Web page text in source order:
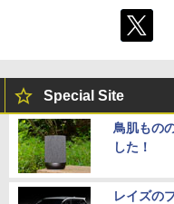
Special Site
鳥肌もの
した！
レイズの